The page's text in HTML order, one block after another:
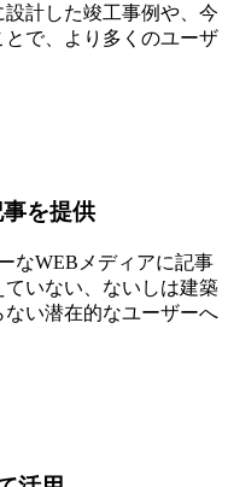
計した竣工事例や、今
で、より多くのユーザ
を提供
なWEBメディアに記事
いない、ないしは建築
い潜在的なユーザーへ